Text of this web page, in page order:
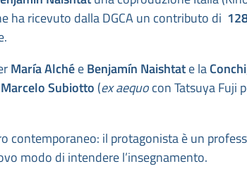
ha ricevuto dalla DGCA un contributo di
María AlchéeBenjamín Naishtate la
Marcelo Subiotto (ex aequocon Tatsuya Fuji
contemporaneo: il protagonista è un
modo di intendere l’insegnamento.